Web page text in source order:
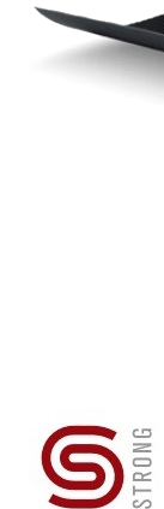
Антрацит Белый
Упаковать в
В корзину Купить